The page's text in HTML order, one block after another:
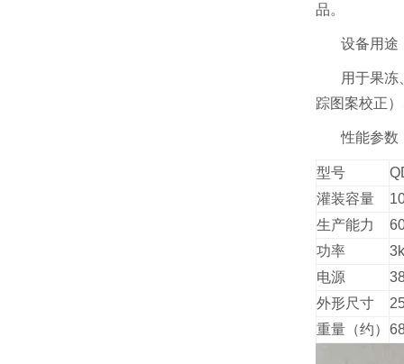
品。
设备用途
用于果冻
踪图案校正
性能参数
型号
灌装容量
生产能力
功率
电源
外形尺寸
重量（约）